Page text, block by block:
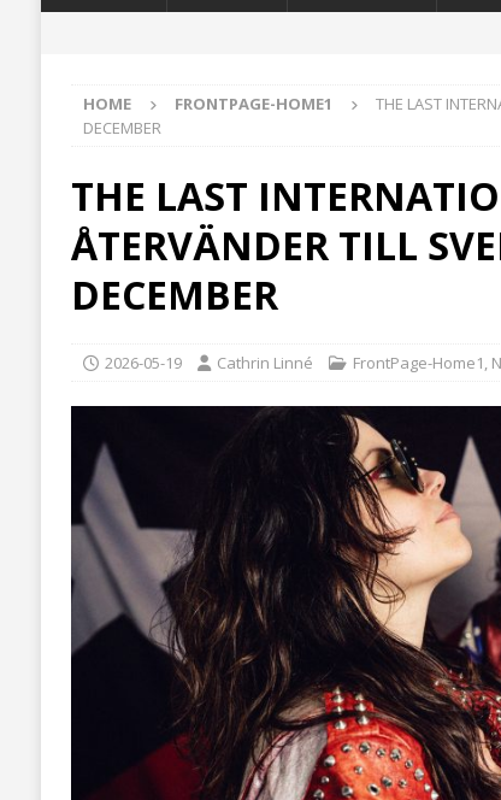
HOME FRONTPAGE-HOME1
THE LAST
DECEMBER
THE LAST
ÅTERVÄNDER TILL
DECEMBER
2026-05-19 Cathrin Linné FrontPage-Home1,